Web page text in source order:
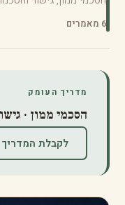
הסכם ממון הוא מסמך
יחולקו הנכסים
קריאה ←